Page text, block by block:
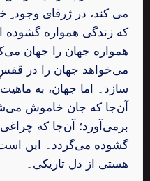
می کند، در ژرفای وجود
که زندگی همواره
همواره جهان را جهان
می‌خواهد جهان را در
سازد۔ اما جهان، به
آن‌جا که جان خاموش
برمی‌آورد؛ آن‌جا که
گشوده می‌گردد۔ این
هستی از دل تاریکی۔